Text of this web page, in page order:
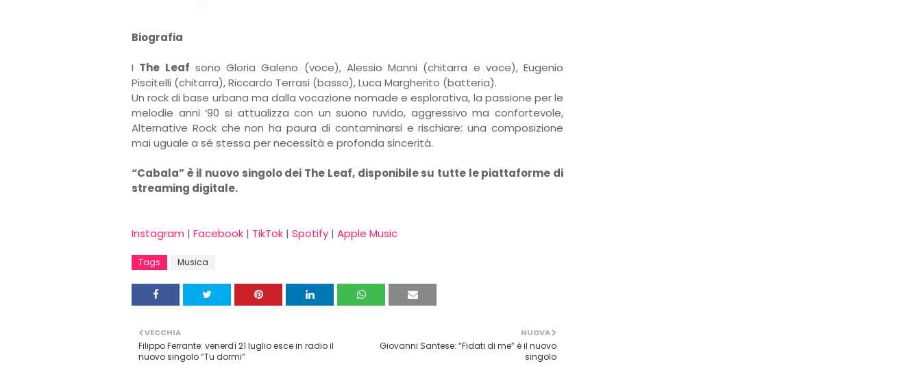
Biografia
I The Leaf sono Gloria Galeno (voce), Alessio Manni (chitarra e voce), Eugenio
Piscitelli (chitarra), Riccardo Terrasi (basso), Luca Margherito (batteria).
Un rock di base urbana ma dalla vocazione nomade e esplorativa, la passione per le
melodie anni ‘90 si attualizza con un suono ruvido, aggressivo ma confortevole,
Alternative Rock che non ha paura di contaminarsi e rischiare: una composizione
mai uguale a sé stessa per necessità e profonda sincerità.
“Cabala” è il nuovo singolo dei The Leaf, disponibile su tutte le piattaforme di
streaming digitale.
Instagram | Facebook | TikTok | Spotify | Apple Music
Tags Musica
NUOVA
Giovanni Santese: “Fidati di me” è il nuovo
singolo
VECCHIA
Filippo Ferrante: venerdì 21 luglio esce in radio il
nuovo singolo “Tu dormi”